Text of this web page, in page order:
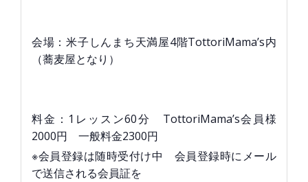
会場：米子しんまち天満屋4階TottoriMama’s内
（蕎麦屋となり）
料金：1レッスン60分 TottoriMama’s会員様
2000円 一般料金2300円
※会員登録は随時受付け中 会員登録時にメール
で送信される会員証を